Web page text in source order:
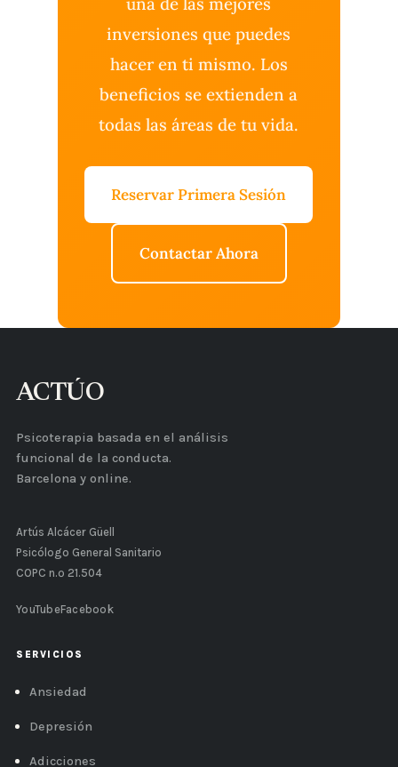
inversiones que puedes
hacer en ti mismo. Los
beneficios se extienden a
todas las áreas de tu vida.
Reservar Primera Sesión
Contactar Ahora
ACTÚO
Psicoterapia basada en el análisis
funcional de la conducta.
Barcelona y online.
Artús Alcácer Güell
Psicólogo General Sanitario
COPC n.º 21.504
YouTubeFacebook
SERVICIOS
Ansiedad
Depresión
Adicciones